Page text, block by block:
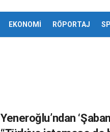
EKONOMİ RÖPORTAJ
Yeneroğlu’ndan